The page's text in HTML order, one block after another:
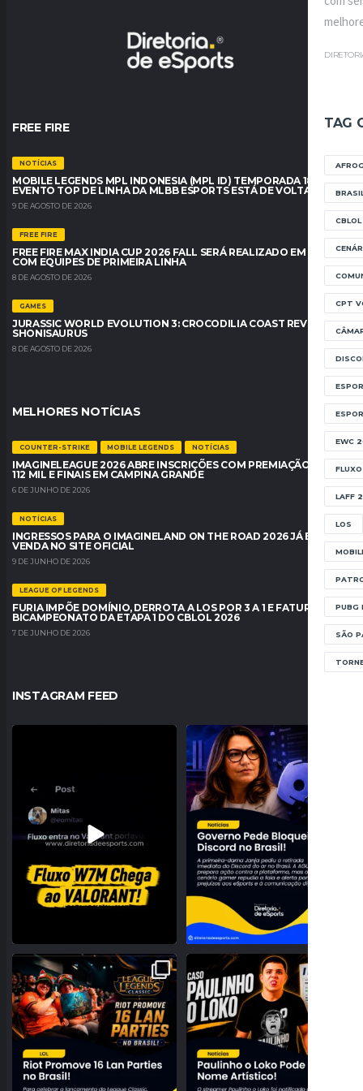
TAG
CBLOL
CPT
EWC
LAFF
LOS
PUBG
SÃO
FREE FIRE
NOTÍCIAS
MOBILE LEGENDS MPL INDONESIA (MPL ID) TEMPORADA 18: O
EVENTO TOP DE LINHA DA MLBB ESPORTS ESTÁ DE VOLTA
9 DE AGOSTO DE 2026
FREE FIRE
FREE FIRE MAX INDIA CUP 2026 FALL SERÁ REALIZADO EM BREVE
COM EQUIPES DE PRIMEIRA LINHA
8 DE AGOSTO DE 2026
GAMES
JURASSIC WORLD EVOLUTION 3: CROCODILIA COAST REVELA O
SHONISAURUS
8 DE AGOSTO DE 2026
MELHORES NOTÍCIAS
COUNTER-STRIKE MOBILE LEGENDS NOTÍCIAS
IMAGINELEAGUE 2026 ABRE INSCRIÇÕES COM PREMIAÇÃO DE R$
112 MIL E FINAIS EM CAMPINA GRANDE
6 DE JUNHO DE 2026
NOTÍCIAS
INGRESSOS PARA O IMAGINELAND ON THE ROAD 2026 JÁ ESTÃO À
VENDA NO SITE OFICIAL
9 DE JUNHO DE 2026
LEAGUE OF LEGENDS
FURIA IMPÕE DOMÍNIO, DERROTA A LOS POR 3 A 1 E FATURA O
BICAMPEONATO DA ETAPA 1 DO CBLOL 2026
7 DE JUNHO DE 2026
INSTAGRAM FEED
JANJA PEDE BLOQUEIO DO DISCORD
NO BRASIL E...
177 24
A NOSTALGIA VAI DOMINAR O BRASIL!
RIOT ANUNCIA 16...
28 0
PROBLEMAS NO REGISTRO! PAULINHO
O LOKO PODE PERDER
159